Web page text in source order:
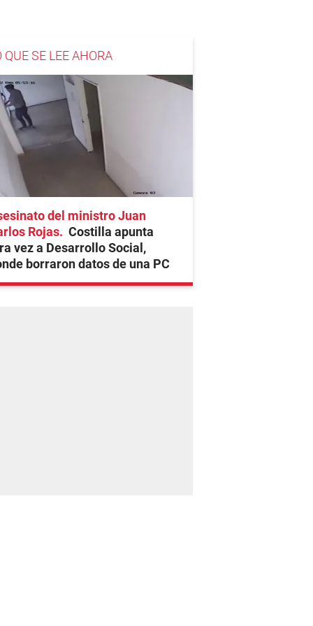
QUE SE LEE AHORA
del ministro Juan
Rojas
Costilla apunta
vez a Desarrollo Social,
borraron datos de una PC